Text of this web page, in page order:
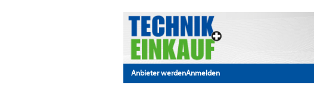
Anbieter werdenAnmelden